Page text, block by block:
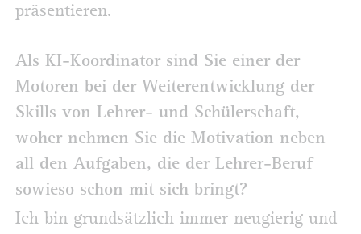
präsentieren.
Als KI-Koordinator sind Sie einer der
Motoren bei der Weiterentwicklung der
Skills von Lehrer- und Schülerschaft,
woher nehmen Sie die Motivation neben
all den Aufgaben, die der Lehrer-Beruf
sowieso schon mit sich bringt?
Ich bin grundsätzlich immer neugierig und